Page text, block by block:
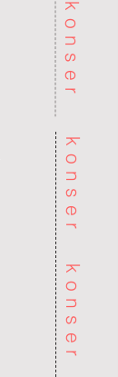
konser
konser
konser